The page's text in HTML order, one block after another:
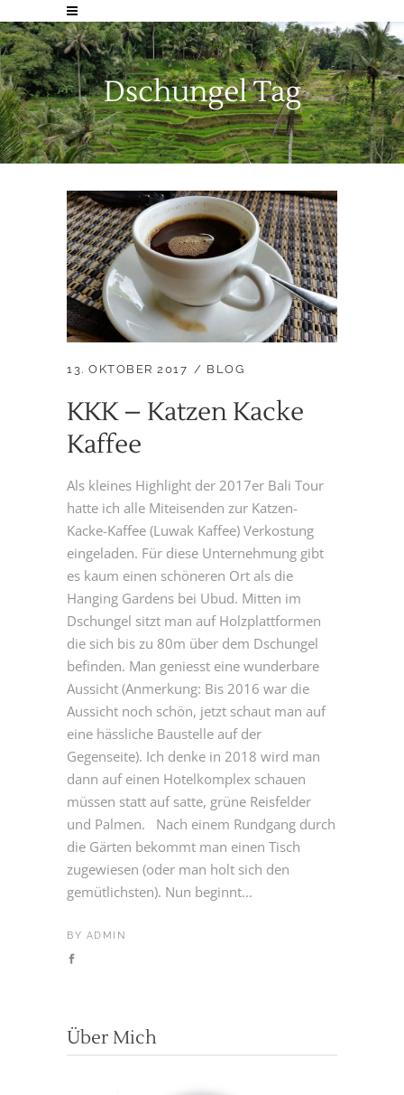
Dschungel Tag
13. OKTOBER 2017 BLOG
KKK – Katzen Kacke
Kaffee
Als kleines Highlight der 2017er Bali Tour
hatte ich alle Miteisenden zur Katzen-
Kacke-Kaffee (Luwak Kaffee) Verkostung
eingeladen. Für diese Unternehmung gibt
es kaum einen schöneren Ort als die
Hanging Gardens bei Ubud. Mitten im
Dschungel sitzt man auf Holzplattformen
die sich bis zu 80m über dem Dschungel
befinden. Man geniesst eine wunderbare
Aussicht (Anmerkung: Bis 2016 war die
Aussicht noch schön, jetzt schaut man auf
eine hässliche Baustelle auf der
Gegenseite). Ich denke in 2018 wird man
dann auf einen Hotelkomplex schauen
müssen statt auf satte, grüne Reisfelder
und Palmen. Nach einem Rundgang durch
die Gärten bekommt man einen Tisch
zugewiesen (oder man holt sich den
gemütlichsten). Nun beginnt...
BY ADMIN
Über Mich